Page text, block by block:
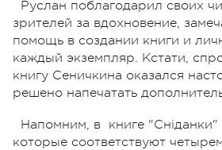
Руслан поблагодарил своих
зрителей за вдохновение,
помощь в создании книги и
каждый экземпляр. Кстати,
книгу Сеничкина оказался
решено напечатать
Напомним, в книге
которые соответствуют